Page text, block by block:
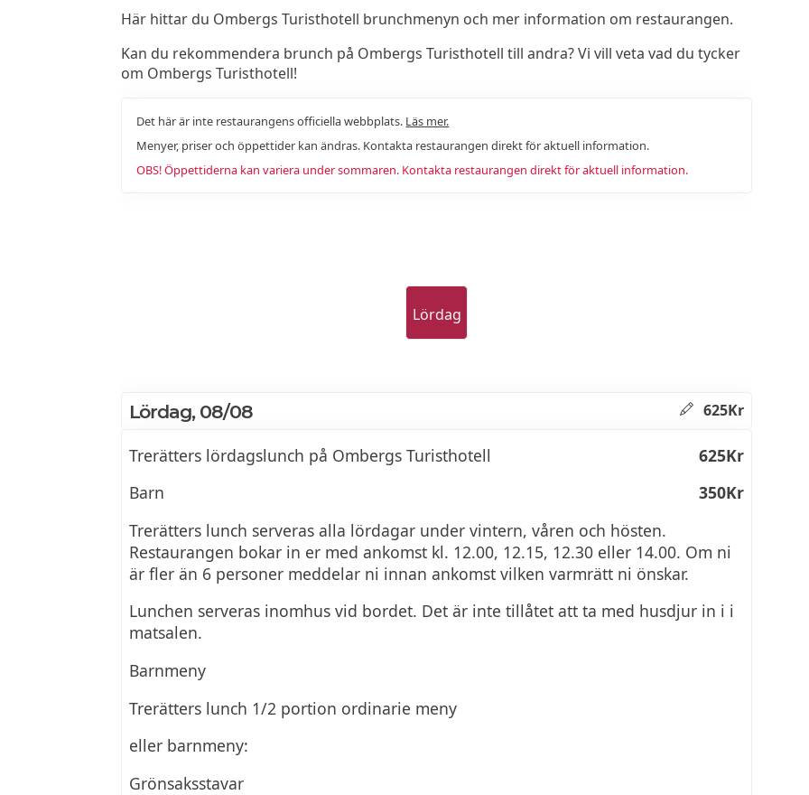
Här hittar du Ombergs Turisthotell brunchmenyn och mer information om restaurangen.
Kan du rekommendera brunch på Ombergs Turisthotell till andra? Vi vill veta vad du tycker
om Ombergs Turisthotell!
Det här är inte restaurangens officiella webbplats. Läs mer.
Menyer, priser och öppettider kan ändras. Kontakta restaurangen direkt för aktuell information.
OBS! Öppettiderna kan variera under sommaren. Kontakta restaurangen direkt för aktuell information.
Lördag
Lördag, 08/08 625Kr
Trerätters lördagslunch på Ombergs Turisthotell
625Kr
Barn
350Kr
Trerätters lunch serveras alla lördagar under vintern, våren och hösten.
Restaurangen bokar in er med ankomst kl. 12.00, 12.15, 12.30 eller 14.00. Om ni
är fler än 6 personer meddelar ni innan ankomst vilken varmrätt ni önskar.
Lunchen serveras inomhus vid bordet. Det är inte tillåtet att ta med husdjur in i i
matsalen.
Barnmeny
Trerätters lunch 1/2 portion ordinarie meny
eller barnmeny:
Grönsaksstavar